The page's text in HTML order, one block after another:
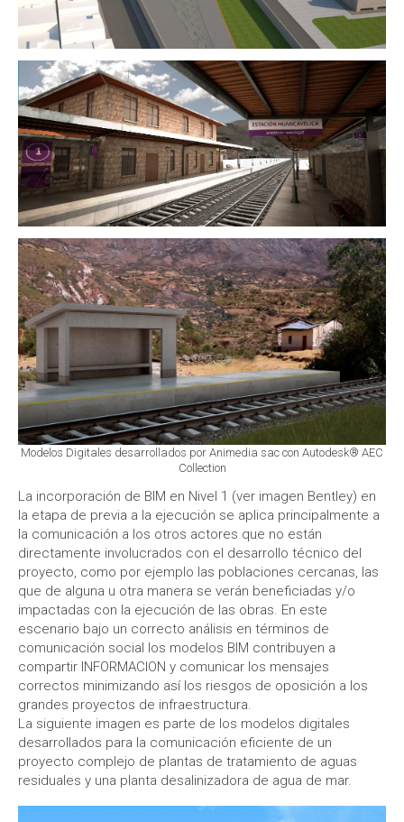
Modelos Digitales desarrollados por Animedia sac con Autodesk® AEC
Collection
La incorporación de BIM en Nivel 1 (ver imagen Bentley) en
la etapa de previa a la ejecución se aplica principalmente a
la comunicación a los otros actores que no están
directamente involucrados con el desarrollo técnico del
proyecto, como por ejemplo las poblaciones cercanas, las
que de alguna u otra manera se verán beneficiadas y/o
impactadas con la ejecución de las obras. En este
escenario bajo un correcto análisis en términos de
comunicación social los modelos BIM contribuyen a
compartir INFORMACION y comunicar los mensajes
correctos minimizando así los riesgos de oposición a los
grandes proyectos de infraestructura.
La siguiente imagen es parte de los modelos digitales
desarrollados para la comunicación eficiente de un
proyecto complejo de plantas de tratamiento de aguas
residuales y una planta desalinizadora de agua de mar.